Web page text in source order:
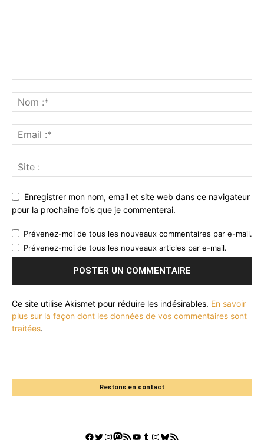
Enregistrer mon nom, email et site web dans ce navigateur
pour la prochaine fois que je commenterai.
Prévenez-moi de tous les nouveaux commentaires par e-mail.
Prévenez-moi de tous les nouveaux articles par e-mail.
Ce site utilise Akismet pour réduire les indésirables. En savoir
plus sur la façon dont les données de vos commentaires sont
traitées.
Restons en contact
Facebook
Twitter
Instagram
Mastodon
Flux RSSYouTube
Tumblr
Instagram
Bluesky
GestGame